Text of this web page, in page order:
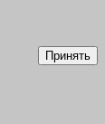
Принять